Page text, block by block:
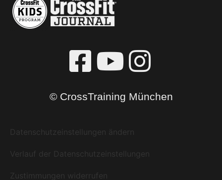
© CrossTraining München
Datenschutzeinstellungen ändern
Verlauf der Datenschutzeinstellungen
Zustimmungen widerrufen